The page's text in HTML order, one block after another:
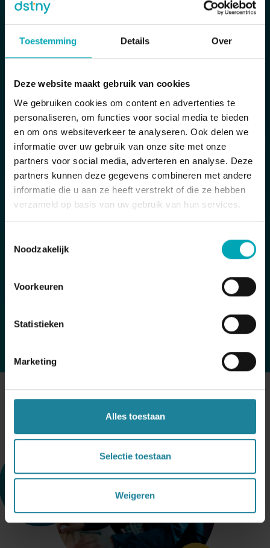
Toestemming Details Over
Deze website maakt gebruik van cookies
We gebruiken cookies om content en advertenties te
personaliseren, om functies voor social media te bieden
en om ons websiteverkeer te analyseren. Ook delen we
informatie over uw gebruik van onze site met onze
partners voor social media, adverteren en analyse. Deze
partners kunnen deze gegevens combineren met andere
informatie die u aan ze heeft verstrekt of die ze hebben
verzameld op basis van uw gebruik van hun services.
Noodzakelijk
Voorkeuren
Statistieken
Marketing
Alles toestaan
Selectie toestaan
Weigeren
Je krijgt live inzicht in routervertraging,
pakketverlies en verbruik per applicatie, per
Efficiënte beveiliging
Één consistent beveiligingsbeleid op alle
locaties. Intern netwerkverkeer wordt
automatisch gefilterd en gecontroleerd.
Onze oplossing bevat een next-gen firewall,
webfilter, antimalware en inbraakpreventie.